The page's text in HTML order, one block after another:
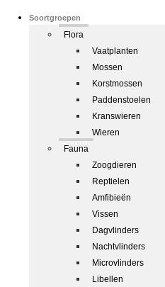
Soortgroepen
Flora
Vaatplanten
Mossen
Korstmossen
Paddenstoelen
Kranswieren
Wieren
Fauna
Zoogdieren
Reptielen
Amfibieën
Vissen
Dagvlinders
Nachtvlinders
Microvlinders
Libellen